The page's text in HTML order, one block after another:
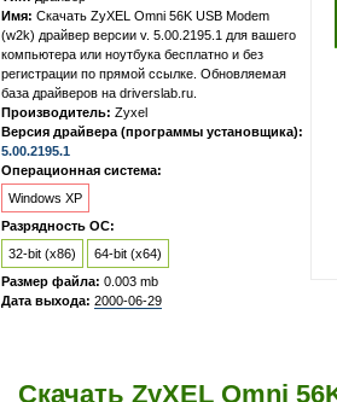
Имя: Скачать ZyXEL Omni 56K USB Modem
(w2k) драйвер версии v. 5.00.2195.1 для вашего
компьютера или ноутбука бесплатно и без
регистрации по прямой ссылке. Обновляемая
база драйверов на driverslab.ru.
Производитель: Zyxel
Версия драйвера (программы установщика):
5.00.2195.1
Операционная система:
Windows XP
Разрядность ОС:
32-bit (x86)
64-bit (x64)
Размер файла: 0.003 mb
Дата выхода: 2000-06-29
Скачать ZyXEL Omni